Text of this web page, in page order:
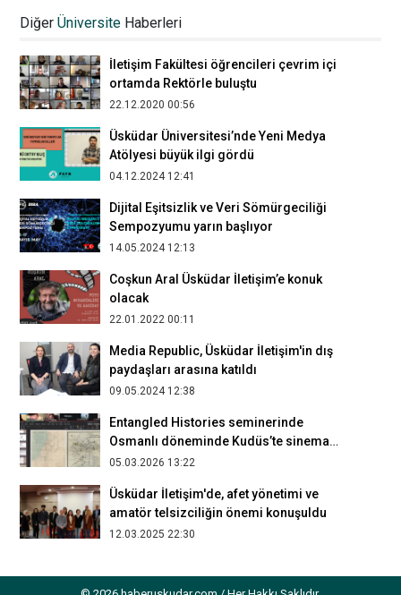
DiğerÜniversite Haberleri
İletişim Fakültesi öğrencileri çevrim içi
ortamda Rektörle buluştu
22.12.2020 00:56
Üsküdar Üniversitesi’nde Yeni Medya
Atölyesi büyük ilgi gördü
04.12.2024 12:41
Dijital Eşitsizlik ve Veri Sömürgeciliği
Sempozyumu yarın başlıyor
14.05.2024 12:13
Coşkun Aral Üsküdar İletişim’e konuk
olacak
22.01.2022 00:11
Media Republic, Üsküdar İletişim'in dış
paydaşları arasına katıldı
09.05.2024 12:38
Entangled Histories seminerinde
Osmanlı döneminde Kudüs’te sinema
gösterimleri irdelendi
05.03.2026 13:22
Üsküdar İletişim'de, afet yönetimi ve
amatör telsizciliğin önemi konuşuldu
12.03.2025 22:30